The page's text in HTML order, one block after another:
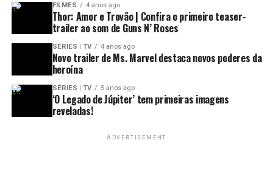
Uma publicação compartilhada por
Lucas Film
O presidente da
o diretor-roteirista-produtor de
Skywalker,JJ Abrams, apresentaram a conclusão
fascinante da saga Skywalker. Um novo pôster foi
FILMES 4 anos ago
Thor: Amor e Trovão | Confira o primeiro teaser-
trailer ao som de Guns N’ Roses
SÉRIES | TV 4 anos ago
Novo trailer de Ms. Marvel destaca novos poderes da
heroína
SÉRIES | TV 5 anos ago
‘O Legado de Júpiter’ tem primeiras imagens
reveladas!
ADVERTISEMENT